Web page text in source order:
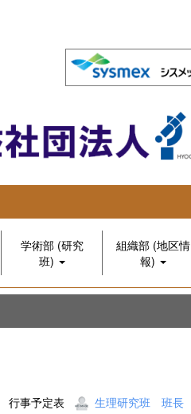
学術部 (研究
班)
組織部 (地区情
報)
行事予定表
生理研究班 班長